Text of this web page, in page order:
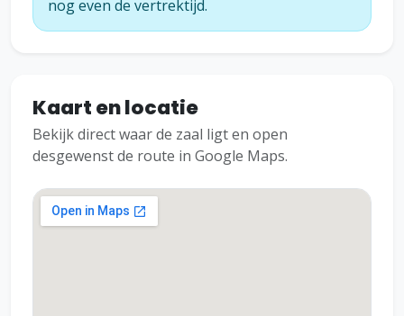
nog even de vertrektijd.
Kaart en locatie
Bekijk direct waar de zaal ligt en open
desgewenst de route in Google Maps.